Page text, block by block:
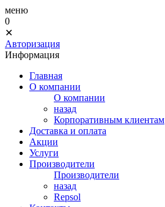
меню
0
✕
Авторизация
Информация
Главная
О компании
О компании
назад
Корпоративным клиентам
Доставка и оплата
Акции
Услуги
Производители
Производители
назад
Repsol